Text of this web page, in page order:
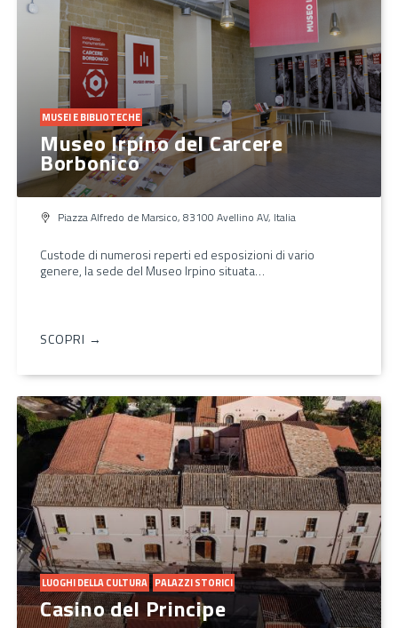
MUSEI E BIBLIOTECHE
Museo Irpino del Carcere
Borbonico
Piazza Alfredo de Marsico, 83100 Avellino AV, Italia
Custode di numerosi reperti ed esposizioni di vario
genere, la sede del Museo Irpino situata…
SCOPRI →
LUOGHI DELLA CULTURA PALAZZI STORICI
Casino del Principe